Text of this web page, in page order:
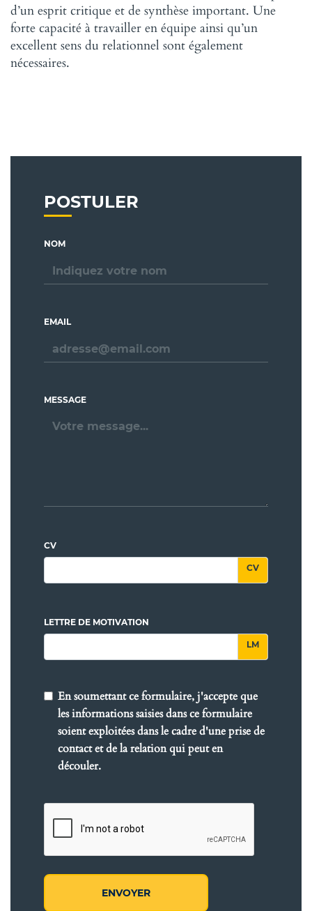
d’un esprit critique et de synthèse important. Une
forte capacité à travailler en équipe ainsi qu’un
excellent sens du relationnel sont également
nécessaires.
POSTULER
NOM
EMAIL
MESSAGE
CV
LETTRE DE MOTIVATION
En soumettant ce formulaire, j'accepte que
les informations saisies dans ce formulaire
soient exploitées dans le cadre d'une prise de
contact et de la relation qui peut en
découler.
ENVOYER